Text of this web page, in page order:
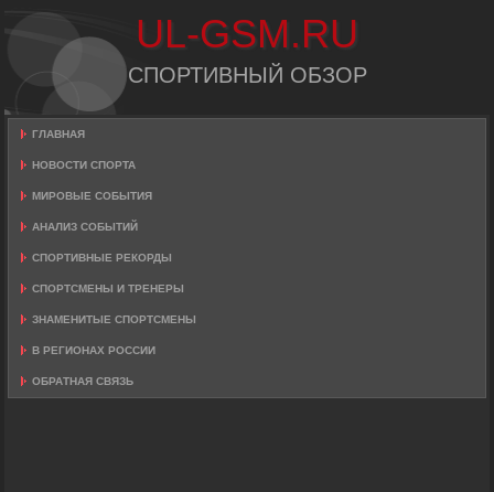
UL-GSM.RU
СПОРТИВНЫЙ ОБЗОР
ГЛАВНАЯ
НОВОСТИ СПОРТА
МИРОВЫЕ СОБЫТИЯ
АНАЛИЗ СОБЫТИЙ
СПОРТИВНЫЕ РЕКОРДЫ
СПОРТСМЕНЫ И ТРЕНЕРЫ
ЗНАМЕНИТЫЕ СПОРТСМЕНЫ
В РЕГИОНАХ РОССИИ
ОБРАТНАЯ СВЯЗЬ